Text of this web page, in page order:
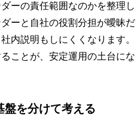
ーの責任範囲なのかを整理し
ーと自社の役割分担が曖昧だ
内説明もしにくくなります。
ことが、安定運用の土台にな
盤を分けて考える